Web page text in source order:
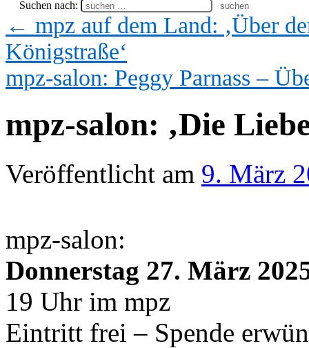
Suchen nach:
← mpz auf dem Land: ‚Über
Königstraße‘
mpz-salon: Peggy Parnass –
mpz-salon: ‚Die
Veröffentlicht am 9. März
mpz-salon:
Donnerstag 27. März
19 Uhr im mpz
Eintritt frei – Spende